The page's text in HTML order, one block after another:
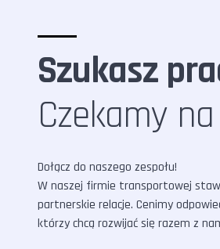
Szukasz
Czekamy
Dołącz do naszego zespołu!
W naszej firmie transportowej
partnerskie relacje. Cenimy
którzy chcą rozwijać się razem z